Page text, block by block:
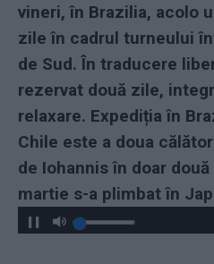
vineri, în Brazilia, acolo
zile în cadrul turneului
de Sud. În traducere
rezervat două zile,
relaxare. Expediția în
Chile este a doua
de Iohannis în doar
martie s-a plimbat în